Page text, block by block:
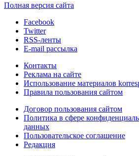
Полная версия сайта
Facebook
Twitter
RSS-ленты
E-mail рассылка
Контакты
Реклама на сайте
Использование материалов
Правила пользования сайтом
Договор пользования сайтом
Политика в сфере
данных
Пользовательское соглашение
Редакция